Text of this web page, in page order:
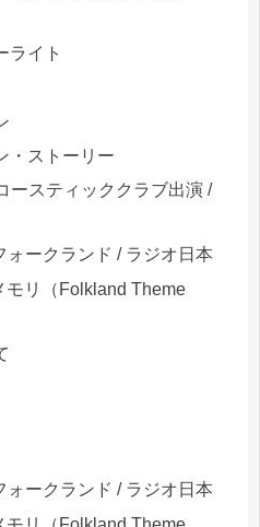
ライト
・ストーリー
ースティッククラブ出演 /
ォークランド / ラジオ日本
モリ（Folkland Theme
ォークランド / ラジオ日本